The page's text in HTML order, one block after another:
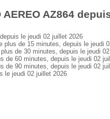
AZ864
le jeudi 02 juillet 2026
plus de 15 minutes, depuis le jeudi
de 30 minutes, depuis le jeudi
de 60 minutes, depuis le jeudi 02
de 90 minutes, depuis le jeudi 02
le jeudi 02 juillet 2026